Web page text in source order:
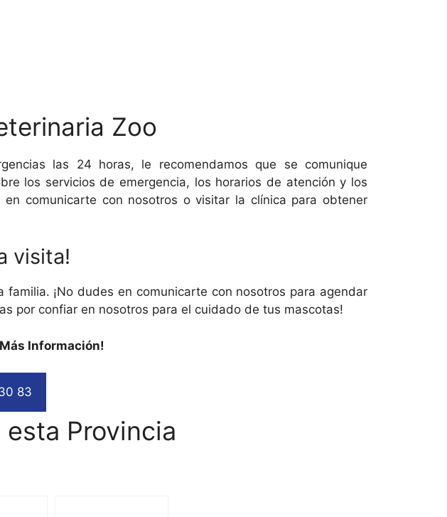
Zoo
las 24 horas, le recomendamos que se comunique
los servicios de emergencia, los horarios de atención y los
comunicarte con nosotros o visitar la clínica para obtener
visita!
¡No dudes en comunicarte con nosotros para agendar
por confiar en nosotros para el cuidado de tus mascotas!
Información!
83
Provincia